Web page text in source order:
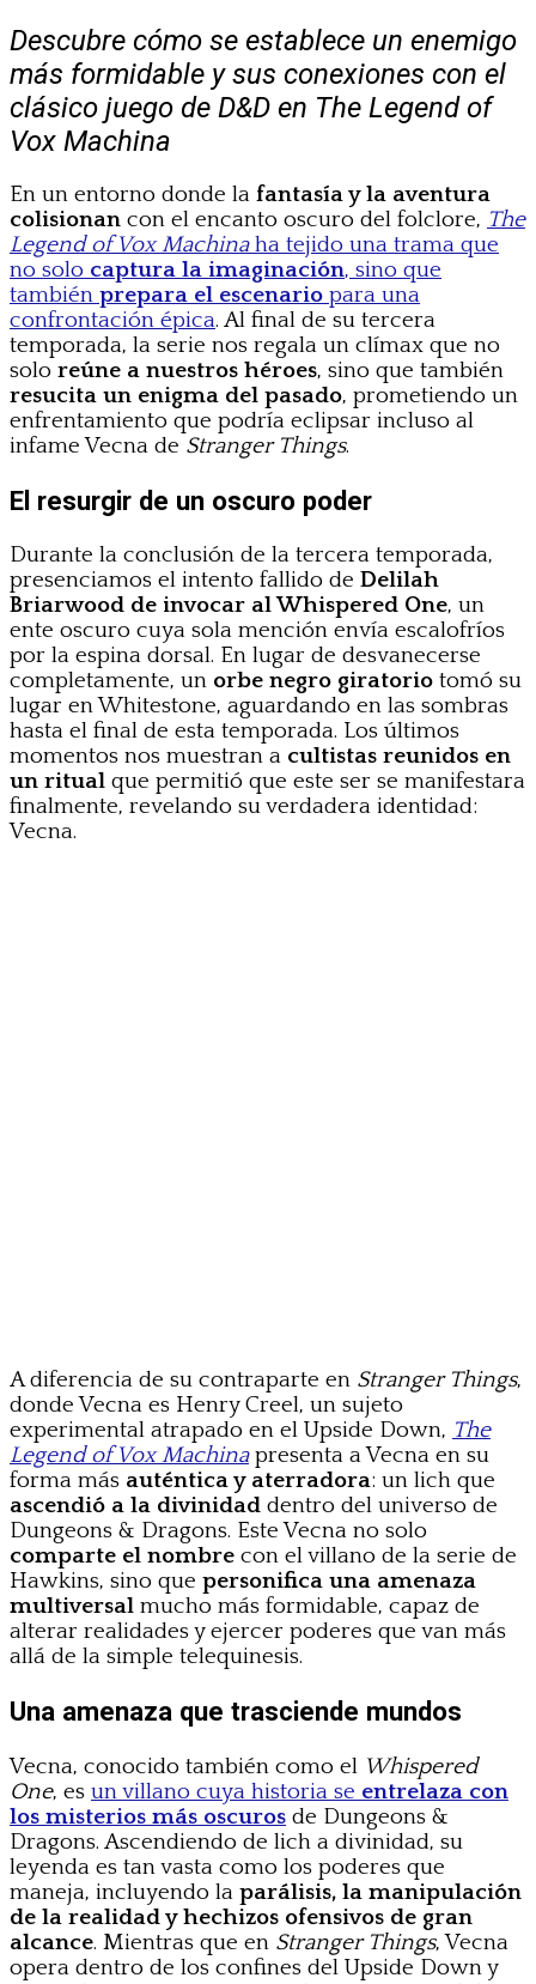
Descubre cómo se establece un enemigo
más formidable y sus conexiones con el
clásico juego de D&D en The Legend of
Vox Machina
En un entorno donde la fantasía y la aventura
colisionan con el encanto oscuro del folclore, The
Legend of Vox Machinaha tejido una trama que
no solo captura la imaginación, sino que
también prepara el escenario para una
confrontación épica. Al final de su tercera
temporada, la serie nos regala un clímax que no
solo reúne a nuestros héroes, sino que también
resucita un enigma del pasado, prometiendo un
enfrentamiento que podría eclipsar incluso al
infame Vecna de Stranger Things.
El resurgir de un oscuro poder
Durante la conclusión de la tercera temporada,
presenciamos el intento fallido de Delilah
Briarwood de invocar al Whispered One, un
ente oscuro cuya sola mención envía escalofríos
por la espina dorsal. En lugar de desvanecerse
completamente, un orbe negro giratorio tomó su
lugar en Whitestone, aguardando en las sombras
hasta el final de esta temporada. Los últimos
momentos nos muestran a cultistas reunidos en
un ritual que permitió que este ser se manifestara
finalmente, revelando su verdadera identidad:
Vecna.
A diferencia de su contraparte en Stranger Things,
donde Vecna es Henry Creel, un sujeto
experimental atrapado en el Upside Down, The
Legend of Vox Machinapresenta a Vecna en su
forma más auténtica y aterradora: un lich que
ascendió a la divinidad dentro del universo de
Dungeons & Dragons. Este Vecna no solo
comparte el nombre con el villano de la serie de
Hawkins, sino que personifica una amenaza
multiversal mucho más formidable, capaz de
alterar realidades y ejercer poderes que van más
allá de la simple telequinesis.
Una amenaza que trasciende mundos
Vecna, conocido también como el Whispered
One, es un villano cuya historia se entrelaza con
los misterios más oscuros de Dungeons &
Dragons. Ascendiendo de lich a divinidad, su
leyenda es tan vasta como los poderes que
maneja, incluyendo la parálisis, la manipulación
de la realidad y hechizos ofensivos de gran
alcance. Mientras que en Stranger Things, Vecna
opera dentro de los confines del Upside Down y